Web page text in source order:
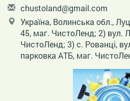
chustoland@gmail.com
Україна, Волинська обл.,
45, маг. ЧистоЛенд; 2) вул.
ЧистоЛенд; 3) с. Рованці,
парковка АТБ, маг.